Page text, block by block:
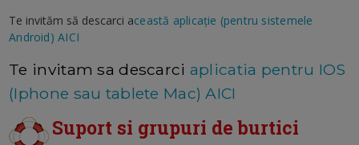
Te invităm să descarci această aplicație (pentru sistemele
Android) AICI
Te invitam sa descarci aplicatia pentru IOS
(Iphone sau tablete Mac) AICI
Suport si grupuri de burtici